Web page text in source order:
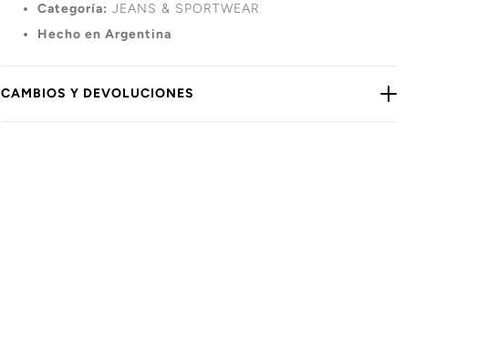
Categoría: JEANS & SPORTWEAR
Hecho en Argentina
CAMBIOS Y DEVOLUCIONES